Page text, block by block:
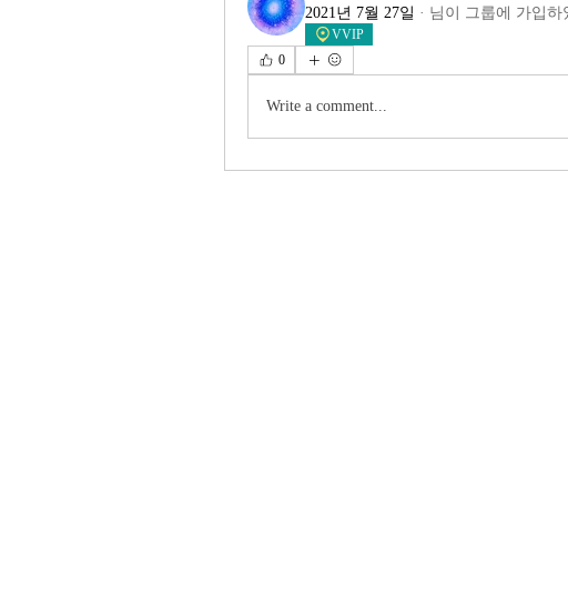
2021년 7월 27일 · 님이 그룹에 가입하
VVIP
0
Write a comment...